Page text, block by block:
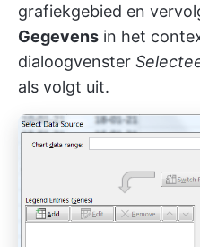
grafiekgebied en
Gegevens in het
dialoogvenster
als volgt uit.